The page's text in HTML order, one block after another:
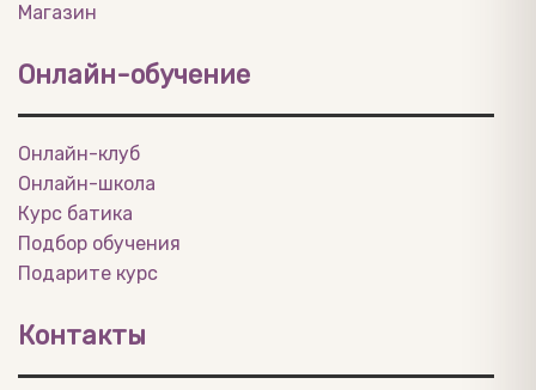
Магазин
Онлайн-обучение
Онлайн-клуб
Онлайн-школа
Курс батика
Подбор обучения
Подарите курс
Контакты